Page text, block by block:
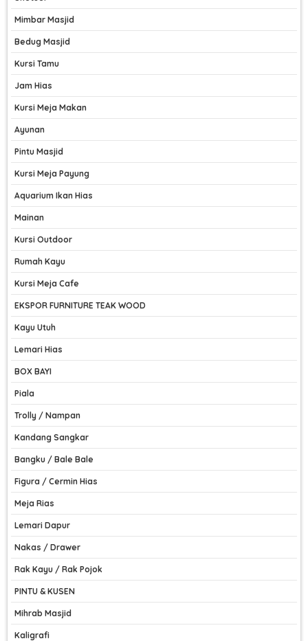
Mimbar Masjid
Bedug Masjid
Kursi Tamu
Jam Hias
Kursi Meja Makan
Ayunan
Pintu Masjid
Kursi Meja Payung
Aquarium Ikan Hias
Mainan
Kursi Outdoor
Rumah Kayu
Kursi Meja Cafe
EKSPOR FURNITURE TEAK WOOD
Kayu Utuh
Lemari Hias
BOX BAYI
Piala
Trolly / Nampan
Kandang Sangkar
Bangku / Bale Bale
Figura / Cermin Hias
Meja Rias
Lemari Dapur
Nakas / Drawer
Rak Kayu / Rak Pojok
PINTU & KUSEN
Mihrab Masjid
Kaligrafi